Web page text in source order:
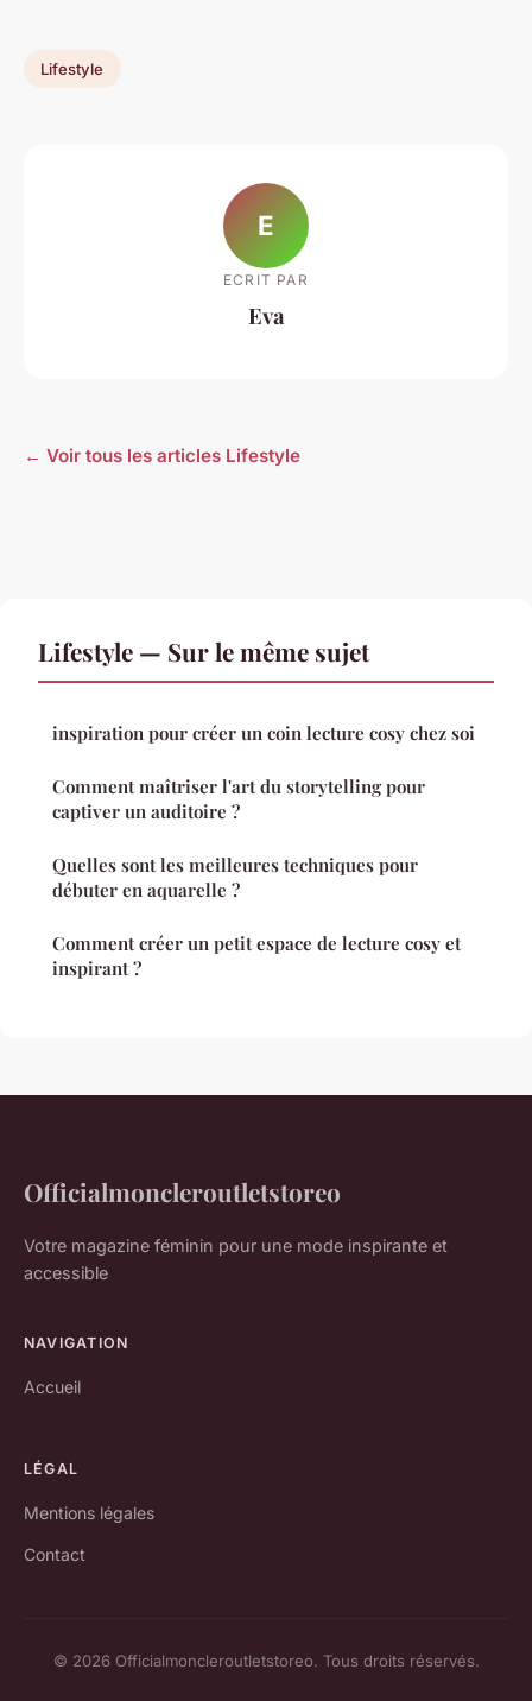
Lifestyle
E
ECRIT PAR
Eva
← Voir tous les articles Lifestyle
Lifestyle — Sur le même sujet
inspiration pour créer un coin lecture cosy chez soi
Comment maîtriser l'art du storytelling pour
captiver un auditoire ?
Quelles sont les meilleures techniques pour
débuter en aquarelle ?
Comment créer un petit espace de lecture cosy et
inspirant ?
Officialmoncleroutletstoreo
Votre magazine féminin pour une mode inspirante et
accessible
NAVIGATION
Accueil
LÉGAL
Mentions légales
Contact
© 2026 Officialmoncleroutletstoreo. Tous droits réservés.